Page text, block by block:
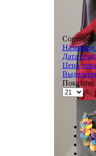
Название
Дата
Цена
Показано
1